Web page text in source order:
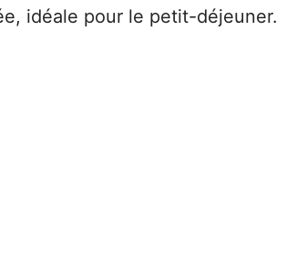
idéale pour le petit-déjeuner.